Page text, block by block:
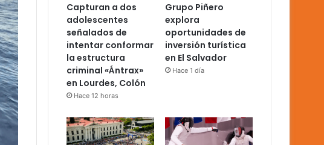
Capturan a dos
adolescentes
señalados de
intentar conformar
la estructura
criminal «Ántrax»
en Lourdes, Colón
Hace 12 horas
Grupo Piñero
explora
oportunidades de
inversión turística
en El Salvador
Hace 1 día